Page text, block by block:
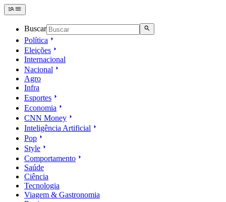
Buscar
Política
Eleições
Internacional
Nacional
Agro
Infra
Esportes
Economia
CNN Money
Inteligência Artificial
Pop
Style
Comportamento
Saúde
Ciência
Tecnologia
Viagem & Gastronomia